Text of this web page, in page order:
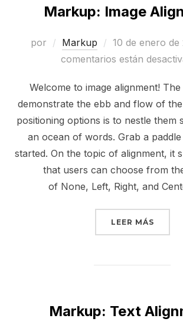
Markup: Image
por Markup
Publicado
el
10 de enero de
comentarios están
Welcome to image alignment!
demonstrate the ebb and flow of
positioning options is to nestle them
an ocean of words. Grab a paddle
started. On the topic of alignment, it
that users can choose from
of None, Left, Right, and
LEER MÁS
Markup: Text